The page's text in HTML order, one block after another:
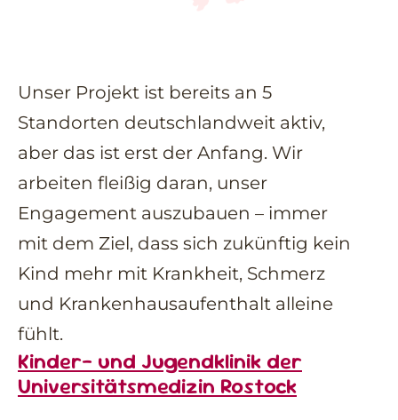
Unser Projekt ist bereits an 5
Standorten deutschlandweit aktiv,
aber das ist erst der Anfang. Wir
arbeiten fleißig daran, unser
Engagement auszubauen – immer
mit dem Ziel, dass sich zukünftig kein
Kind mehr mit Krankheit, Schmerz
und Krankenhausaufenthalt alleine
fühlt.
Kinder- und Jugendklinik der
Universitätsmedizin Rostock